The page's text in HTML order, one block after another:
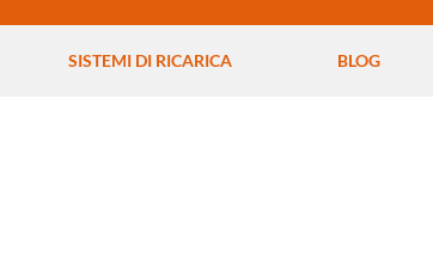
SISTEMI DI RICARICA BLOG